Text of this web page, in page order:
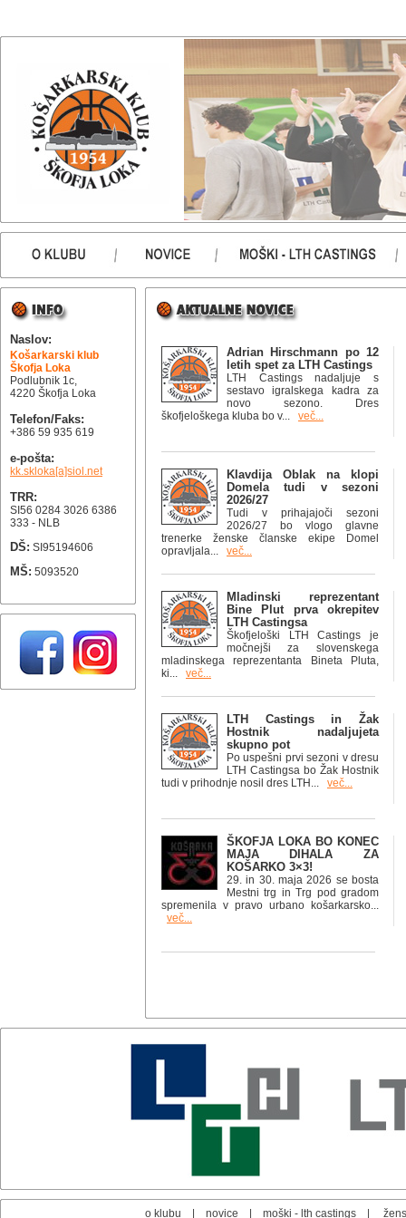
Naslov:
Košarkarski klub
Škofja Loka
Podlubnik 1c,
4220 Škofja Loka
Telefon/Faks:
+386 59 935 619
e-pošta:
kk.skloka[a]siol.net
TRR:
SI56 0284 3026 6386
333 - NLB
DŠ: SI95194606
MŠ: 5093520
Adrian Hirschmann po 12
letih spet za LTH Castings
LTH Castings nadaljuje s
sestavo igralskega kadra za
novo sezono. Dres
škofjeloškega kluba bo v... več...
Klavdija Oblak na klopi
Domela tudi v sezoni
2026/27
Tudi v prihajajoči sezoni
2026/27 bo vlogo glavne
trenerke ženske članske ekipe Domel
opravljala... več...
Mladinski reprezentant
Bine Plut prva okrepitev
LTH Castingsa
Škofjeloški LTH Castings je
močnejši za slovenskega
mladinskega reprezentanta Bineta Pluta,
ki... več...
LTH Castings in Žak
Hostnik nadaljujeta
skupno pot
Po uspešni prvi sezoni v dresu
LTH Castingsa bo Žak Hostnik
tudi v prihodnje nosil dres LTH... več...
ŠKOFJA LOKA BO KONEC
MAJA DIHALA ZA
KOŠARKO 3×3!
29. in 30. maja 2026 se bosta
Mestni trg in Trg pod gradom
spremenila v pravo urbano košarkarsko...
več...
o klubu novice moški - lth castings